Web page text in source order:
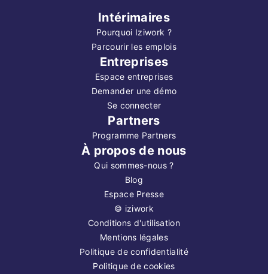
Intérimaires
Pourquoi Iziwork ?
Parcourir les emplois
Entreprises
Espace entreprises
Demander une démo
Se connecter
Partners
Programme Partners
À propos de nous
Qui sommes-nous ?
Blog
Espace Presse
© iziwork
Conditions d'utilisation
Mentions légales
Politique de confidentialité
Politique de cookies